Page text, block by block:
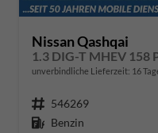
Nissan Qashqai
unverbindliche Lieferzeit: 16
Fahrzeugnr. 546269
Kraftstoff Benzin